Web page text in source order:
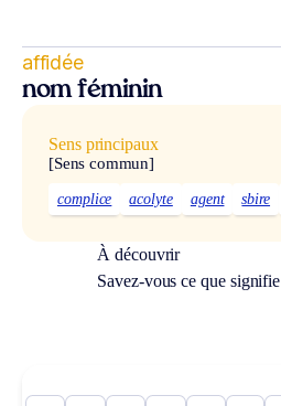
affidée
nom féminin
Sens principaux
[Sens commun]
complice acolyte agent sbire
À découvrir
Savez-vous ce que